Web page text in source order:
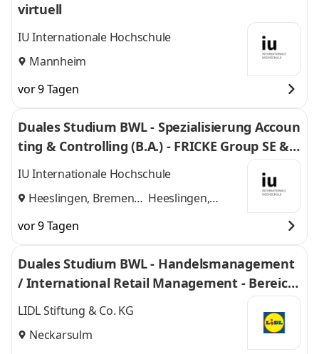
virtuell
IU Internationale Hochschule
Mannheim
vor 9 Tagen
Duales Studium BWL - Spezialisierung Accoun
ting & Controlling (B.A.) - FRICKE Group SE & C
o. KG
IU Internationale Hochschule
Heeslingen, Bremen
Heeslingen,
vor 9 Tagen
Duales Studium BWL - Handelsmanagement
/ International Retail Management - Bereich
Einkauf 2027
LIDL Stiftung & Co. KG
Neckarsulm